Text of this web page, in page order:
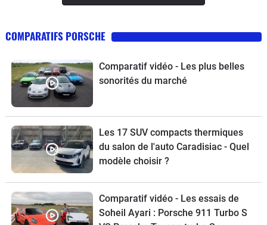
COMPARATIFS PORSCHE
Comparatif vidéo - Les plus belles
sonorités du marché
Les 17 SUV compacts thermiques
du salon de l'auto Caradisiac - Quel
modèle choisir ?
Comparatif vidéo - Les essais de
Soheil Ayari : Porsche 911 Turbo S